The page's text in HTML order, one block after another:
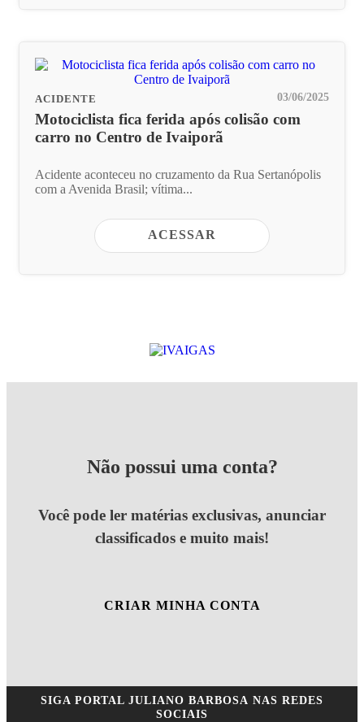
ACIDENTE 03/06/2025
Motociclista fica ferida após colisão com
carro no Centro de Ivaiporã
Acidente aconteceu no cruzamento da Rua Sertanópolis
com a Avenida Brasil; vítima...
ACESSAR
Não possui uma conta?
Você pode ler matérias exclusivas, anunciar
classificados e muito mais!
CRIAR MINHA CONTA
SIGA PORTAL JULIANO BARBOSA NAS REDES
SOCIAIS